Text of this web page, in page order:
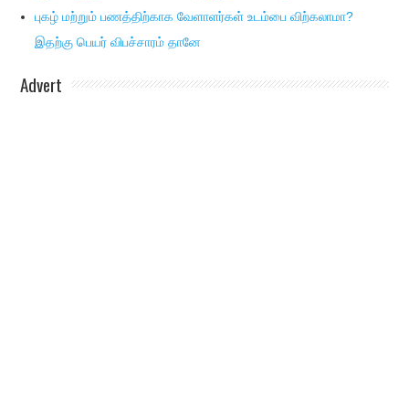
புகழ் மற்றும் பணத்திற்காக வேளாளர்கள் உடம்பை விற்கலாமா?
இதற்கு பெயர் விபச்சாரம் தானே
Advert